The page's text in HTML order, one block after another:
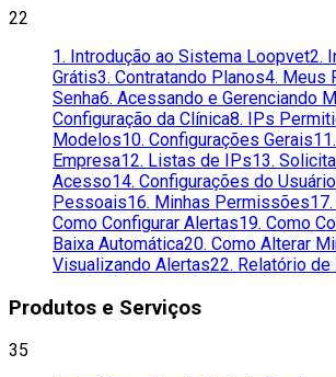
22
1. Introdução ao Sistema Loopvet2.
Grátis3. Contratando Planos4. Meus
Senha6. Acessando e Gerenciando
Configuração da Clínica8. IPs
Modelos10. Configurações Gerais
Empresa12. Listas de IPs13.
Acesso14. Configurações do Usuário
Pessoais16. Minhas Permissões
Como Configurar Alertas19. Como
Baixa Automática20. Como Alterar
Visualizando Alertas22. Relatório de
Produtos e Serviços
35